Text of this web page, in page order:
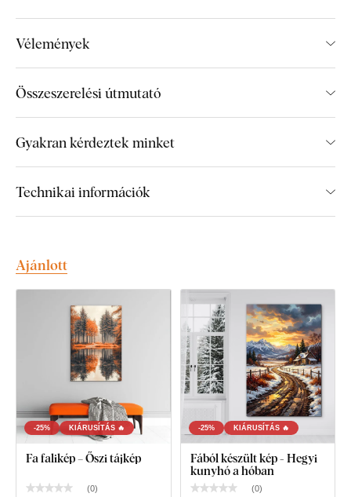
Prémium minőségű DUBLEZ faliképeket készítünk, valódi
fa alapra nyomtatva.
piacvezető, extra tartós festékeket
motívumokat fa lapra nyomtatjuk, majd lézervágással
formázzuk, ennek köszönhetően a képek oldalán elegáns,
dizájnt.
Fedezd fel a DUBLEZ nyomtatott fa
faliképek előnyeit:
Színek, amik kiemelkednek:
mint a vászonképeken
Nem fakul ki: UV-álló, időtálló színek
Egyenes és törhetetlen:
nem hullámosodik, nem
szakad – ellentétben a vászonnal
Élethosszig tartó falikép– extrém hosszú élettartam
A sötétbarna oldalszegély tökéletesen helyettesíti a
keretet
Vélemények
Összeszerelési útmutató
Gyakran kérdeztek minket
Technikai információk
Ajánlott
-25% KIÁRUSÍTÁS 🔥
Fa falikép – Őszi tájkép
(0)
-25% KIÁRUSÍTÁS 🔥
Fából készült kép - Hegyi
kunyhó a hóban
(0)